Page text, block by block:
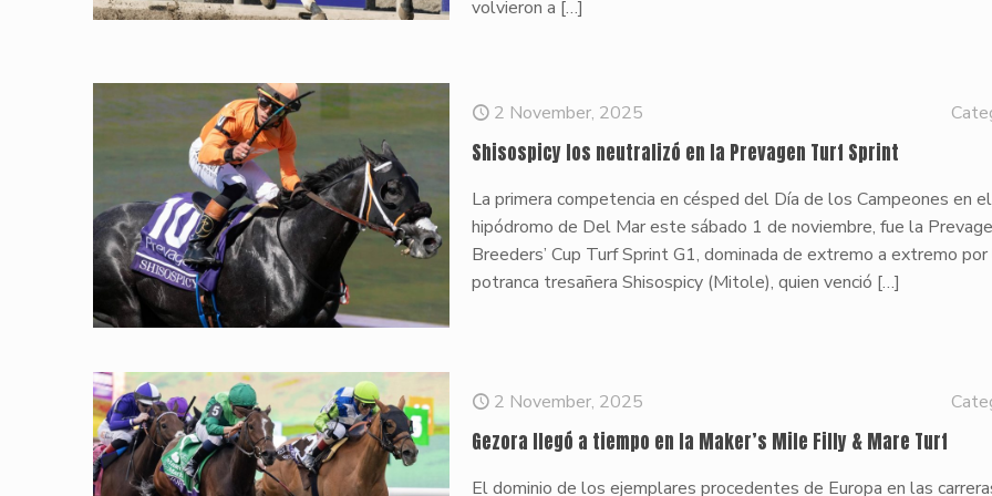
volvieron a […]
2 November, 2025
Shisospicy los neutralizó en la Prevagen Turf Sprint
La primera competencia en césped del Día de los Campeones en el
hipódromo de Del Mar este sábado 1 de noviembre, fue la
Breeders’ Cup Turf Sprint G1, dominada de extremo a extremo por
potranca tresañera Shisospicy (Mitole), quien venció […]
2 November, 2025
Gezora llegó a tiempo en la Maker’s Mile Filly & Mare Turf
El dominio de los ejemplares procedentes de Europa en las